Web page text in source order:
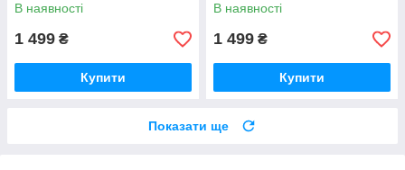
В наявності
1 499 ₴
Купити
В наявності
1 499 ₴
Купити
Показати ще